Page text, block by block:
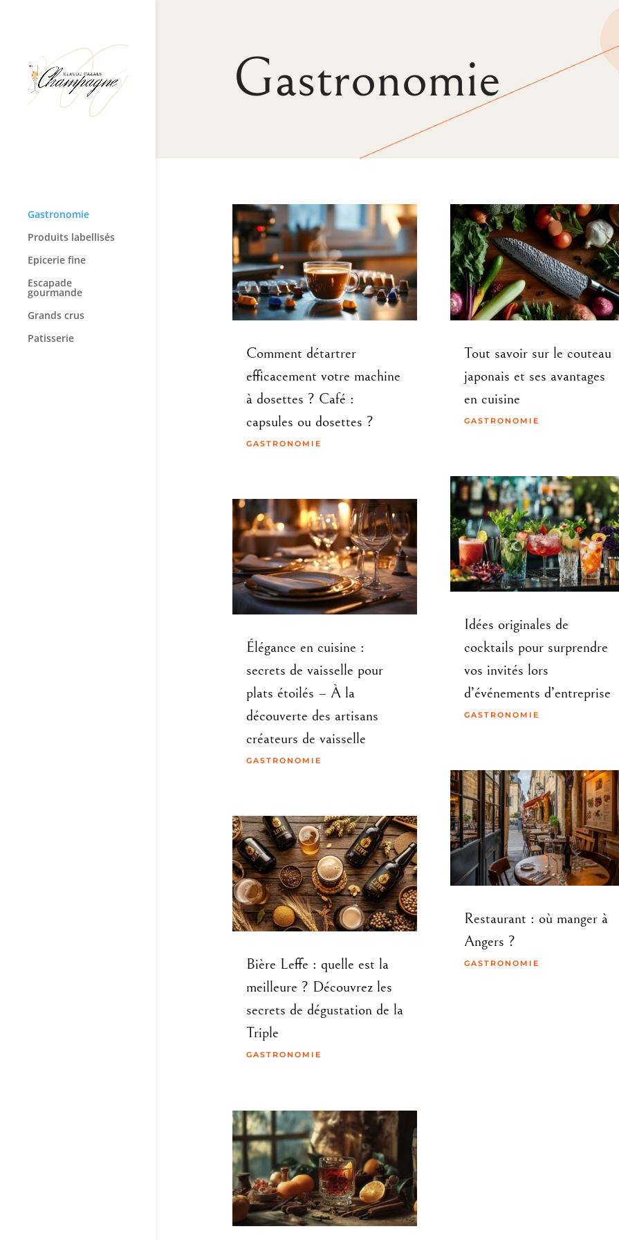
Gastronomie
Produits labellisés
Epicerie fine
Escapade
gourmande
Grands crus
Patisserie
Gastronomie
Comment détartrer
efficacement votre machine
à dosettes ? Café :
capsules ou dosettes ?
GASTRONOMIE
Élégance en cuisine :
secrets de vaisselle pour
plats étoilés – À la
découverte des artisans
créateurs de vaisselle
GASTRONOMIE
Bière Leffe : quelle est la
meilleure ? Découvrez les
secrets de dégustation de la
Triple
GASTRONOMIE
Tout savoir sur le couteau
japonais et ses avantages
en cuisine
GASTRONOMIE
Idées originales de
cocktails pour surprendre
vos invités lors
d’événements d’entreprise
GASTRONOMIE
Restaurant : où manger à
Angers ?
GASTRONOMIE